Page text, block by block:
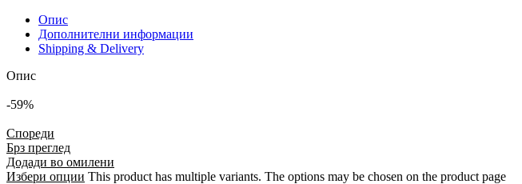
Опис
Дополнителни информации
Shipping & Delivery
Опис
-59%
Спореди
Брз преглед
Додади во омилени
Избери опции This product has multiple variants. The options may be chosen on the product page